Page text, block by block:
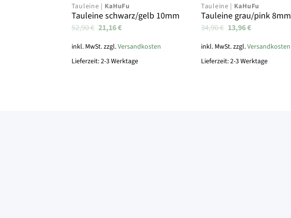
Tauleine | KaHuFu
Tauleine schwarz/gelb 10mm
52,90€ Ursprünglicher
Preis
war:
52,90 €
21,16€Aktueller
ist:
21,16 €.
inkl. MwSt. zzgl.Versandkosten
Lieferzeit: 2-3 Werktage
Tauleine | KaHuFu
Tauleine grau/pink 8mm
34,90€ Ursprünglicher
Preis
war:
34,90 €
13,96€Aktueller
ist:
13,96 €.
inkl. MwSt. zzgl.Versandkosten
Lieferzeit: 2-3 Werktage